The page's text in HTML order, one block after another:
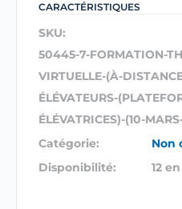
CARACTÉRISTIQUES
SKU:
50445-7-FORMATION-
VIRTUELLE-(À-
ÉLÉVATEURS-
ÉLÉVATRICES)-(10-
Catégorie:
Non
Disponibilité:
12